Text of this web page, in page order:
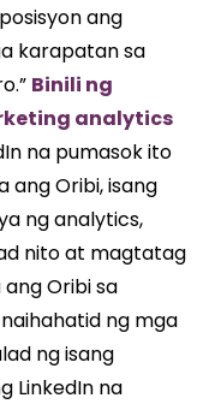
ang
karapatan sa
Binili ng
analytics
na pumasok ito
ang Oribi, isang
ng analytics,
nito at magtatag
Oribi sa
ng mga
ng isang
LinkedIn na